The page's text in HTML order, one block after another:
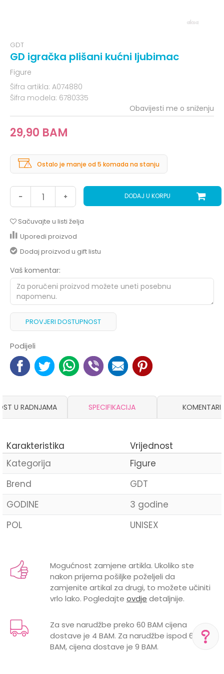
GDT
GD igračka plišani kućni ljubimac
Figure
Šifra artikla: A074880
Šifra modela: 6780335
29,90 BAM
Obavijesti me o sniženju
Ostalo je manje od 5 komada na stanju
DODAJ U KORPU
Sačuvajte u listi želja
Uporedi proizvod
Dodaj proizvod u gift listu
Vaš komentar:
PROVJERI DOSTUPNOST
Podijeli
U RADNJAMA SPECIFIKACIJA KOMENTARI
Karakteristika
Vrijednost
Kategorija
Figure
Brend
GDT
GODINE
3 godine
POL
UNISEX
Email
Mogućnost zamjene artikla. Ukoliko ste
nakon prijema pošiljke poželjeli da
zamjenite artikal za drugi, to možete učiniti
vrlo lako. Pogledajte ovdje detaljnije.
Za sve narudžbe preko 60 BAM cijena
dostave je 4 BAM. Za narudžbe ispod 60
BAM, cijena dostave je 9 BAM.